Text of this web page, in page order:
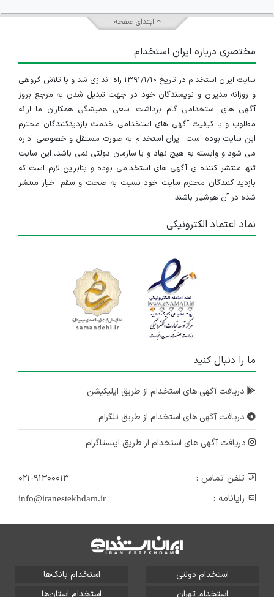
ابتدای صفحه
مختصری درباره ایران استخدام
سایت ایران استخدام در تاریخ ۱۳۹۱/۱/۱۰ راه اندازی شد و با تلاش گروهی
و روزانه مدیران و نویسندگان خود در جهت تبدیل شدن به مرجع بروز
آگهی های استخدامی گام برداشت. سعی همیشگی همکاران ما ارائه
مطلوب و با کیفیت آگهی های استخدامی خدمت بازدیدکنندگان محترم
این سایت بوده است. ایران استخدام به صورت مستقل و خصوصی اداره
می شود و وابسته به هیچ نهاد و یا سازمان دولتی نمی باشد، این سایت
تنها منتشر کننده ی آگهی های استخدامی بوده و بنابراین لازم است که
بازدید کنندگان محترم سایت خود نسبت به صحت و سقم اخبار منتشر
شده در آن هوشیار باشند.
نماد اعتماد الکترونیکی
ما را دنبال کنید
دریافت آگهی های استخدام از طریق اپلیکیشن
دریافت آگهی های استخدام از طریق تلگرام
دریافت آگهی های استخدام از طریق اینستاگرام
تلفن تماس :
۰۲۱-۹۱۳۰۰۰۱۳
رایانامه :
info@iranestekhdam.ir
استخدام دولتی
استخدام بانک‌ها
استخدام تهران
استخدام استان‌ها